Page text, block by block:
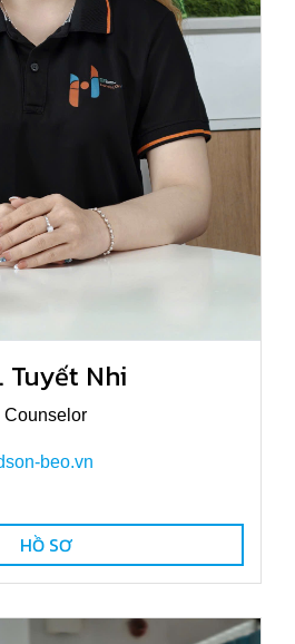
Tuyết Nhi
Counselor
beo.vn
HỒ SƠ